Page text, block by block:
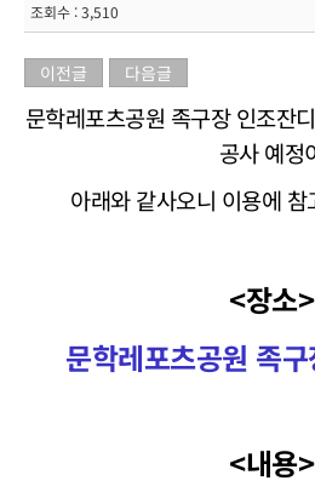
조회수 : 3,510
이전글 다음글
문학레포츠공원 족구장 인조잔
공사 예정
아래와 같사오니 이용에
<장소>
문학레포츠공원 족
<내용>